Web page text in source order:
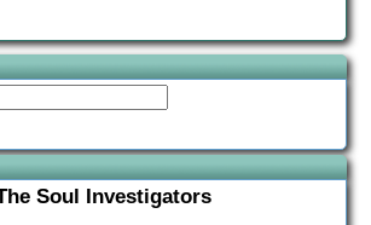
Soul Investigators